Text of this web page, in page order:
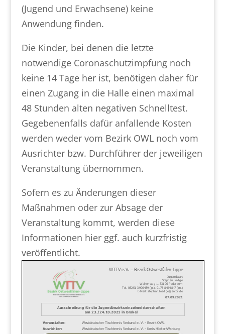
(Jugend und Erwachsene) keine
Anwendung finden.
Die Kinder, bei denen die letzte
notwendige Coronaschutzimpfung noch
keine 14 Tage her ist, benötigen daher für
einen Zugang in die Halle einen maximal
48 Stunden alten negativen Schnelltest.
Gegebenenfalls dafür anfallende Kosten
werden weder vom Bezirk OWL noch vom
Ausrichter bzw. Durchführer der jeweiligen
Veranstaltung übernommen.
Sofern es zu Änderungen dieser
Maßnahmen oder zur Absage der
Veranstaltung kommt, werden diese
Informationen hier ggf. auch kurzfristig
veröffentlicht.